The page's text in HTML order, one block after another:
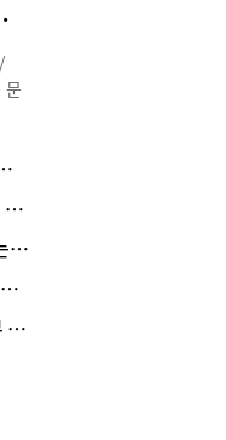
시
출
않
작입니다
문
래를 준비하는 학교, 중대부고
2026학년도 정시 합격생 인터뷰 _ 서울대 경영학과 1학년 한지호(숙명여고 졸업)
대치동 ‘수학의 열쇠’ 2관 의대의 문을 여는 ‘황금열쇠 스터디 프로그램’
2026년 강남서초 학교 탐방 _ 압구정고등학교
2026학년도 강남서초 수시 합격생 인터뷰 _ 서울대 의예과 1학년 문범준(중산고 졸업)